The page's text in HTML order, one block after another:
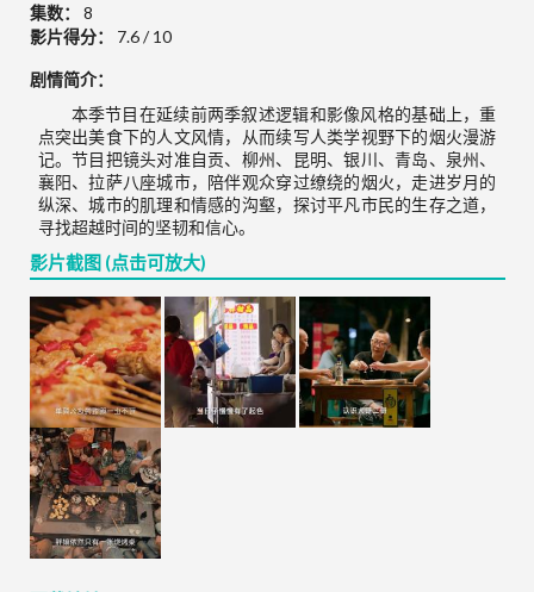
集数：
8
影片得分：
7.6 / 10
剧情简介：
本季节目在延续前两季叙述逻辑和影像风格的基础上，重
点突出美食下的人文风情，从而续写人类学视野下的烟火漫游
记。节目把镜头对准自贡、柳州、昆明、银川、青岛、泉州、
襄阳、拉萨八座城市，陪伴观众穿过缭绕的烟火，走进岁月的
纵深、城市的肌理和情感的沟壑，探讨平凡市民的生存之道，
寻找超越时间的坚韧和信心。
影片截图 (点击可放大)